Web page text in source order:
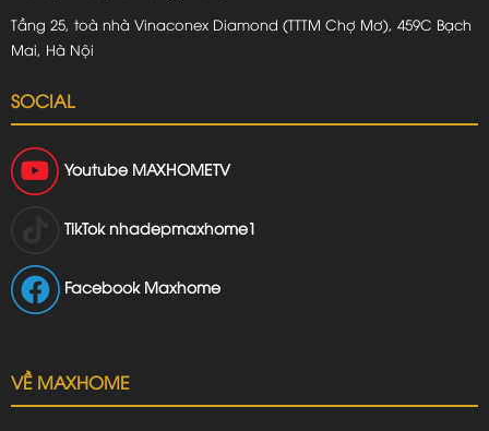
Tầng 25, toà nhà Vinaconex Diamond (TTTM Chợ Mơ), 459C Bạch
Mai, Hà Nội
SOCIAL
Youtube MAXHOMETV
TikTok nhadepmaxhome1
Facebook Maxhome
VỀ MAXHOME